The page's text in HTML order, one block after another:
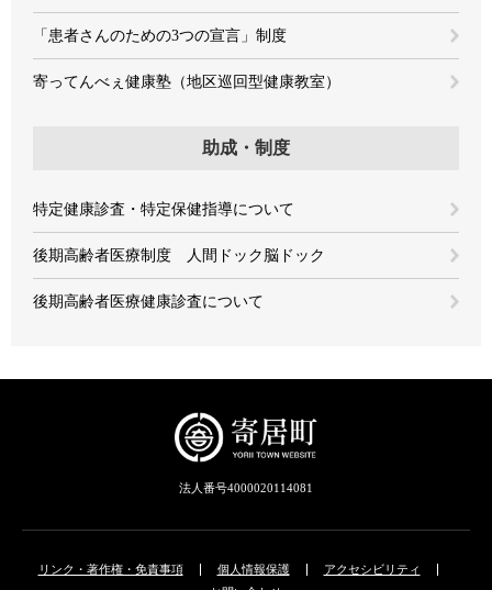
「患者さんのための3つの宣言」制度
寄ってんべぇ健康塾（地区巡回型健康教室）
助成・制度
特定健康診査・特定保健指導について
後期高齢者医療制度 人間ドック脳ドック
後期高齢者医療健康診査について
法人番号4000020114081
リンク・著作権・免責事項 個人情報保護
アクセシビリティ